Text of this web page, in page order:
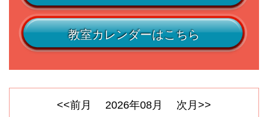
教室カレンダーはこちら
<<前月 2026年08月 次月>>